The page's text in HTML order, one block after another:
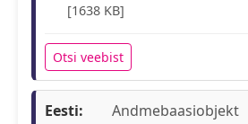
[1638 KB]
Otsi veebist
Eesti:
Andmebaasiobjekt